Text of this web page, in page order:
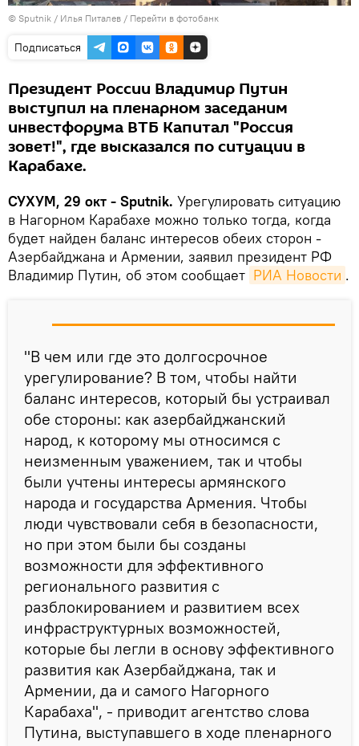
© Sputnik / Илья Питалев / Перейти в фотобанк
Подписаться
Президент России Владимир Путин
выступил на пленарном заседаним
инвестфорума ВТБ Капитал "Россия
зовет!", где высказался по ситуации в
Карабахе.
СУХУМ, 29 окт - Sputnik. Урегулировать ситуацию
в Нагорном Карабахе можно только тогда, когда
будет найден баланс интересов обеих сторон -
Азербайджана и Армении, заявил президент РФ
Владимир Путин, об этом сообщает РИА Новости .
"В чем или где это долгосрочное
урегулирование? В том, чтобы найти
баланс интересов, который бы устраивал
обе стороны: как азербайджанский
народ, к которому мы относимся с
неизменным уважением, так и чтобы
были учтены интересы армянского
народа и государства Армения. Чтобы
люди чувствовали себя в безопасности,
но при этом были бы созданы
возможности для эффективного
регионального развития с
разблокированием и развитием всех
инфраструктурных возможностей,
которые бы легли в основу эффективного
развития как Азербайджана, так и
Армении, да и самого Нагорного
Карабаха", - приводит агентство слова
Путина, выступавшего в ходе пленарного